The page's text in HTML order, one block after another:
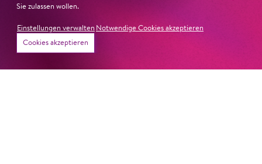
22. Juni 2026
Sie zulassen wollen.
Einstellungen verwalten Notwendige Cookies akzeptieren
Cookies akzeptieren